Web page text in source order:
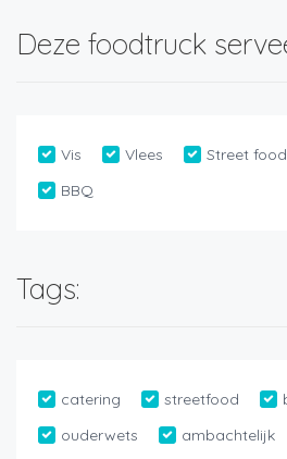
Deze foodtruck
Vis Vlees Street food
BBQ
Tags:
catering streetfood
ouderwets
ambachtelijk